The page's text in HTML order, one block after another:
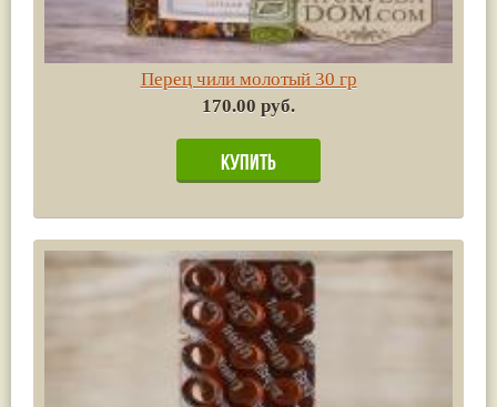
Перец чили молотый 30 гр
170.00 руб.